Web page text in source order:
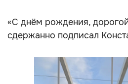
«С днём рождения,
сдержанно подписал